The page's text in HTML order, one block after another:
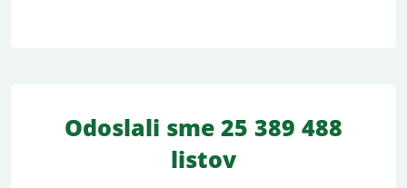
Odoslali sme 25 389 488
listov